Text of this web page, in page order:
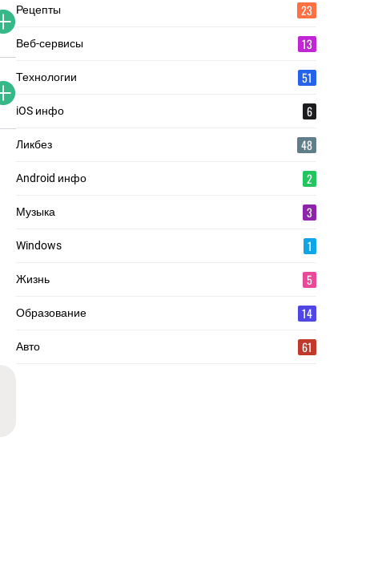
Рецепты 23
Веб-сервисы 13
Технологии 51
iOS инфо 6
Ликбез 48
Android инфо 2
Музыка 3
Windows 1
Жизнь 5
Образование 14
Авто 61